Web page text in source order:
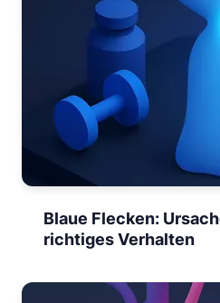
Blaue Flecken:
richtiges Verhalten